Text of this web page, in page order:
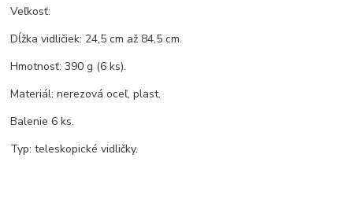
Veľkosť:
Dĺžka vidličiek: 24,5 cm až 84,5 cm.
Hmotnosť: 390 g (6 ks).
Materiál: nerezová oceľ, plast.
Balenie 6 ks.
Typ: teleskopické vidličky.